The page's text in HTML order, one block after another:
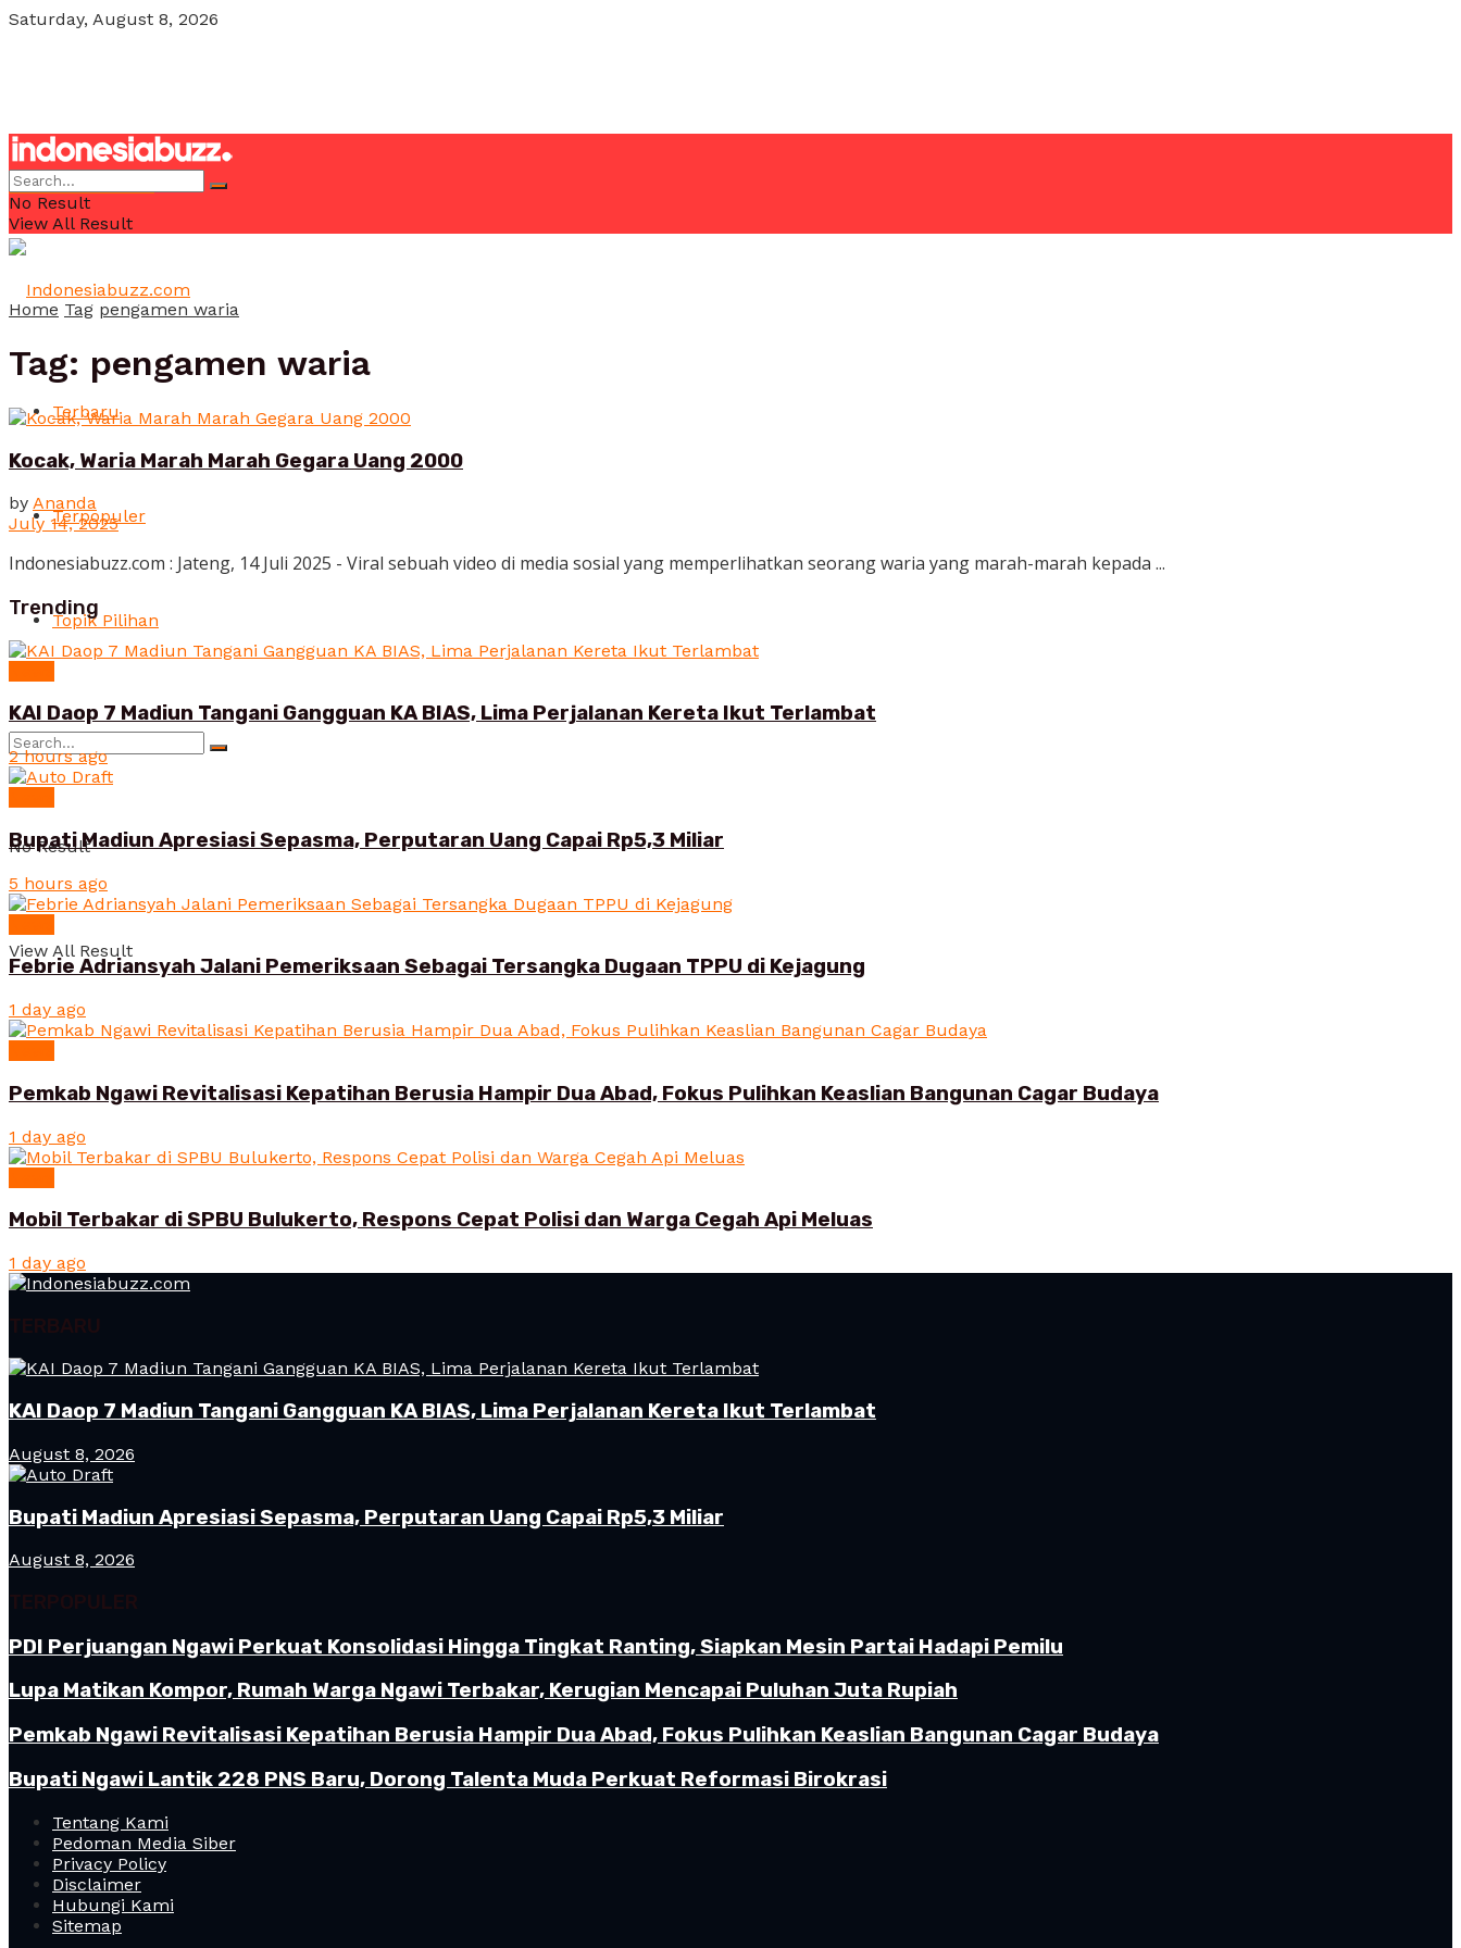
Saturday, August 8, 2026
POJOK MILENIAL
Terbaru
Terpopuler
Topik Pilihan
No Result
View All Result
No Result
View All Result
Home Tag pengamen waria
Tag: pengamen waria
Kocak, Waria Marah Marah Gegara Uang 2000
by Ananda
July 14, 2025
Indonesiabuzz.com : Jateng, 14 Juli 2025 - Viral sebuah video di media sosial yang memperlihatkan seorang waria yang marah-marah kepada ...
Trending
KAI Daop 7 Madiun Tangani Gangguan KA BIAS, Lima Perjalanan Kereta Ikut Terlambat
2 hours ago
Bupati Madiun Apresiasi Sepasma, Perputaran Uang Capai Rp5,3 Miliar
5 hours ago
Febrie Adriansyah Jalani Pemeriksaan Sebagai Tersangka Dugaan TPPU di Kejagung
1 day ago
Pemkab Ngawi Revitalisasi Kepatihan Berusia Hampir Dua Abad, Fokus Pulihkan Keaslian Bangunan Cagar Budaya
1 day ago
Mobil Terbakar di SPBU Bulukerto, Respons Cepat Polisi dan Warga Cegah Api Meluas
1 day ago
TERBARU
KAI Daop 7 Madiun Tangani Gangguan KA BIAS, Lima Perjalanan Kereta Ikut Terlambat
August 8, 2026
Bupati Madiun Apresiasi Sepasma, Perputaran Uang Capai Rp5,3 Miliar
August 8, 2026
TERPOPULER
PDI Perjuangan Ngawi Perkuat Konsolidasi Hingga Tingkat Ranting, Siapkan Mesin Partai Hadapi Pemilu
Lupa Matikan Kompor, Rumah Warga Ngawi Terbakar, Kerugian Mencapai Puluhan Juta Rupiah
Pemkab Ngawi Revitalisasi Kepatihan Berusia Hampir Dua Abad, Fokus Pulihkan Keaslian Bangunan Cagar Budaya
Bupati Ngawi Lantik 228 PNS Baru, Dorong Talenta Muda Perkuat Reformasi Birokrasi
Tentang Kami
Pedoman Media Siber
Privacy Policy
Disclaimer
Hubungi Kami
Sitemap